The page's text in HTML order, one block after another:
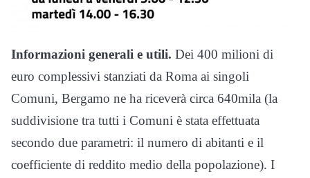
Informazioni generali e utili. Dei 400 milioni di
euro complessivi stanziati da Roma ai singoli
Comuni, Bergamo ne ha riceverà circa 640mila (la
suddivisione tra tutti i Comuni è stata effettuata
secondo due parametri: il numero di abitanti e il
coefficiente di reddito medio della popolazione). I